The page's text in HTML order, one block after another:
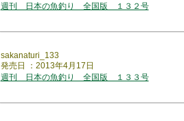
週刊 日本の魚釣り 全国版 １３２号
sakanaturi_133
発売日 ：2013年4月17日
週刊 日本の魚釣り 全国版 １３３号